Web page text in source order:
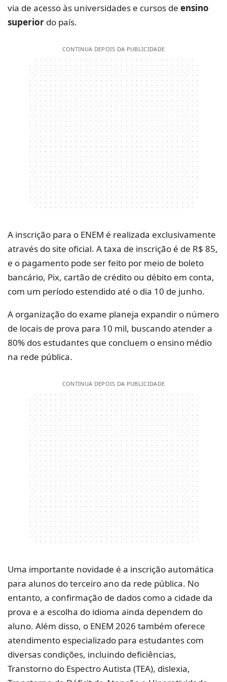
via de acesso às universidades e cursos de ensino
superior do país.
CONTINUA DEPOIS DA PUBLICIDADE
A inscrição para o ENEM é realizada exclusivamente
através do site oficial. A taxa de inscrição é de R$ 85,
e o pagamento pode ser feito por meio de boleto
bancário, Pix, cartão de crédito ou débito em conta,
com um período estendido até o dia 10 de junho.
A organização do exame planeja expandir o número
de locais de prova para 10 mil, buscando atender a
80% dos estudantes que concluem o ensino médio
na rede pública.
CONTINUA DEPOIS DA PUBLICIDADE
Uma importante novidade é a inscrição automática
para alunos do terceiro ano da rede pública. No
entanto, a confirmação de dados como a cidade da
prova e a escolha do idioma ainda dependem do
aluno. Além disso, o ENEM 2026 também oferece
atendimento especializado para estudantes com
diversas condições, incluindo deficiências,
Transtorno do Espectro Autista (TEA), dislexia,